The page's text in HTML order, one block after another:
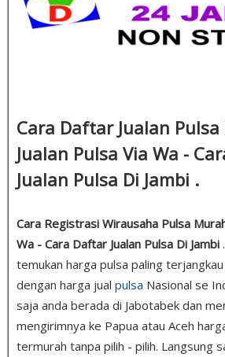
Cara Daftar Jualan
Jualan Pulsa Via Wa -
Jualan Pulsa Di Jambi .
Cara Registrasi Wirausaha Pulsa
Wa - Cara Daftar Jualan Pulsa Di Jambi
temukan harga pulsa paling
dengan harga jual pulsa Nasional se
saja anda berada di Jabotabek dan
mengirimnya ke Papua atau Aceh
termurah tanpa pilih - pilih. Langsung